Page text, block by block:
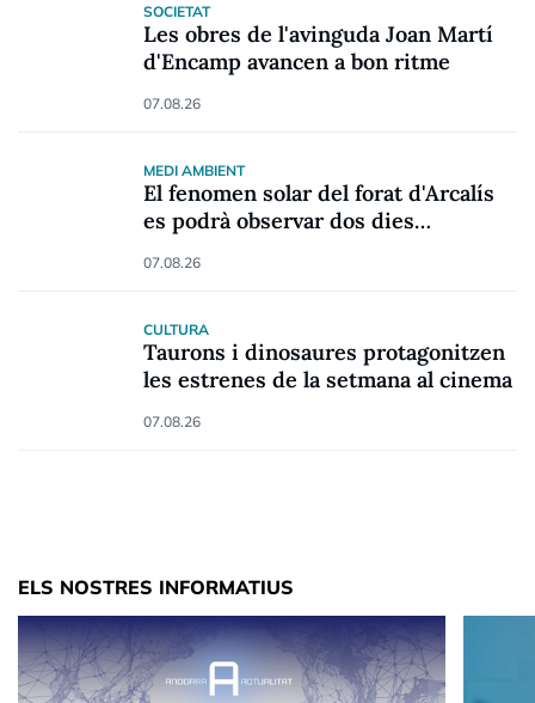
SOCIETAT
Les obres de l'avinguda Joan Martí
d'Encamp avancen a bon ritme
07.08.26
MEDI AMBIENT
El fenomen solar del forat d'Arcalís
es podrà observar dos dies
07.08.26
CULTURA
Taurons i dinosaures protagonitzen
les estrenes de la setmana al cinema
07.08.26
ELS NOSTRES INFORMATIUS